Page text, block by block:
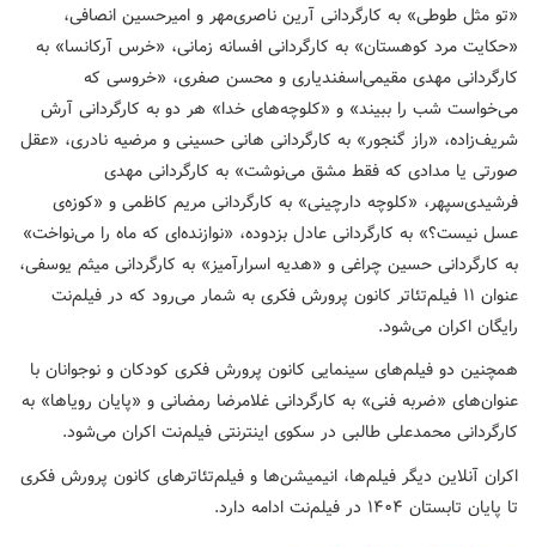
«تو مثل طوطی» به کارگردانی آرین ناصری‌مهر و امیرحسین انصافی،
«حکایت مرد کوهستان» به کارگردانی افسانه زمانی، «خرس آرکانسا» به
کارگردانی مهدی مقیمی‌اسفندیاری و محسن صفری، «خروسی که
می‌خواست شب را ببیند» و «کلوچه‌های خدا» هر دو به کارگردانی آرش
شریف‌زاده، «راز گنجور» به کارگردانی هانی حسینی و مرضیه نادری، «عقل
صورتی یا مدادی که فقط مشق می‌نوشت» به کارگردانی مهدی
فرشیدی‌سپهر، «کلوچه دارچینی» به کارگردانی مریم کاظمی و «کوزه‌ی
عسل نیست؟» به کارگردانی عادل بزدوده، «نوازنده‌ای که ماه را می‌نواخت»
به کارگردانی حسین چراغی و «هدیه اسرارآمیز» به کارگردانی میثم یوسفی،
عنوان ۱۱ فیلم‌تئاتر کانون پرورش فکری به شمار می‌رود که در فیلم‌نت
رایگان اکران می‌شود.
همچنین دو فیلم‌های سینمایی کانون پرورش فکری کودکان و نوجوانان با
عنوان‌های «ضربه فنی» به کارگردانی غلامرضا رمضانی و «پایان رویاها» به
کارگردانی محمدعلی طالبی در سکوی اینترنتی فیلم‌نت اکران می‌شود.
اکران آنلاین دیگر فیلم‌ها، انیمیشن‌ها و فیلم‌تئاترهای کانون پرورش فکری
تا پایان تابستان ۱۴۰۴ در فیلم‌نت ادامه دارد.